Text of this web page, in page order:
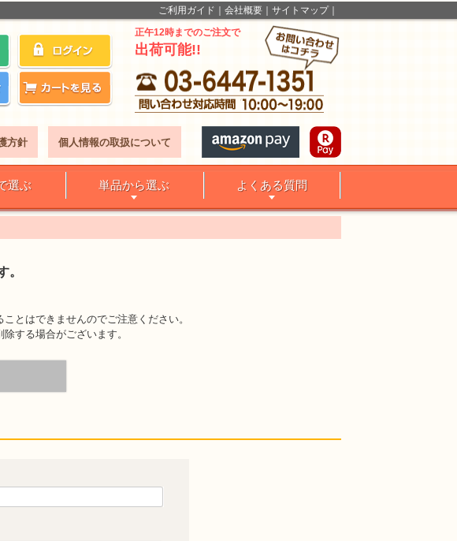
ご利用ガイド 会社概要
サイトマップ
正午12時までのご注文で
出荷可能!!
方針 個人情報の取扱について
選ぶ 単品から選ぶ よくある質問
。
とはできませんのでご注意ください。
する場合がございます。